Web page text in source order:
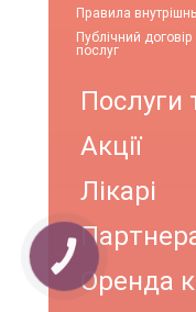
Правила
Публічний
послуг
Послуги
Акції
Лікарі
Оренда
КНОПКА
ЗВ'ЯЗКУ